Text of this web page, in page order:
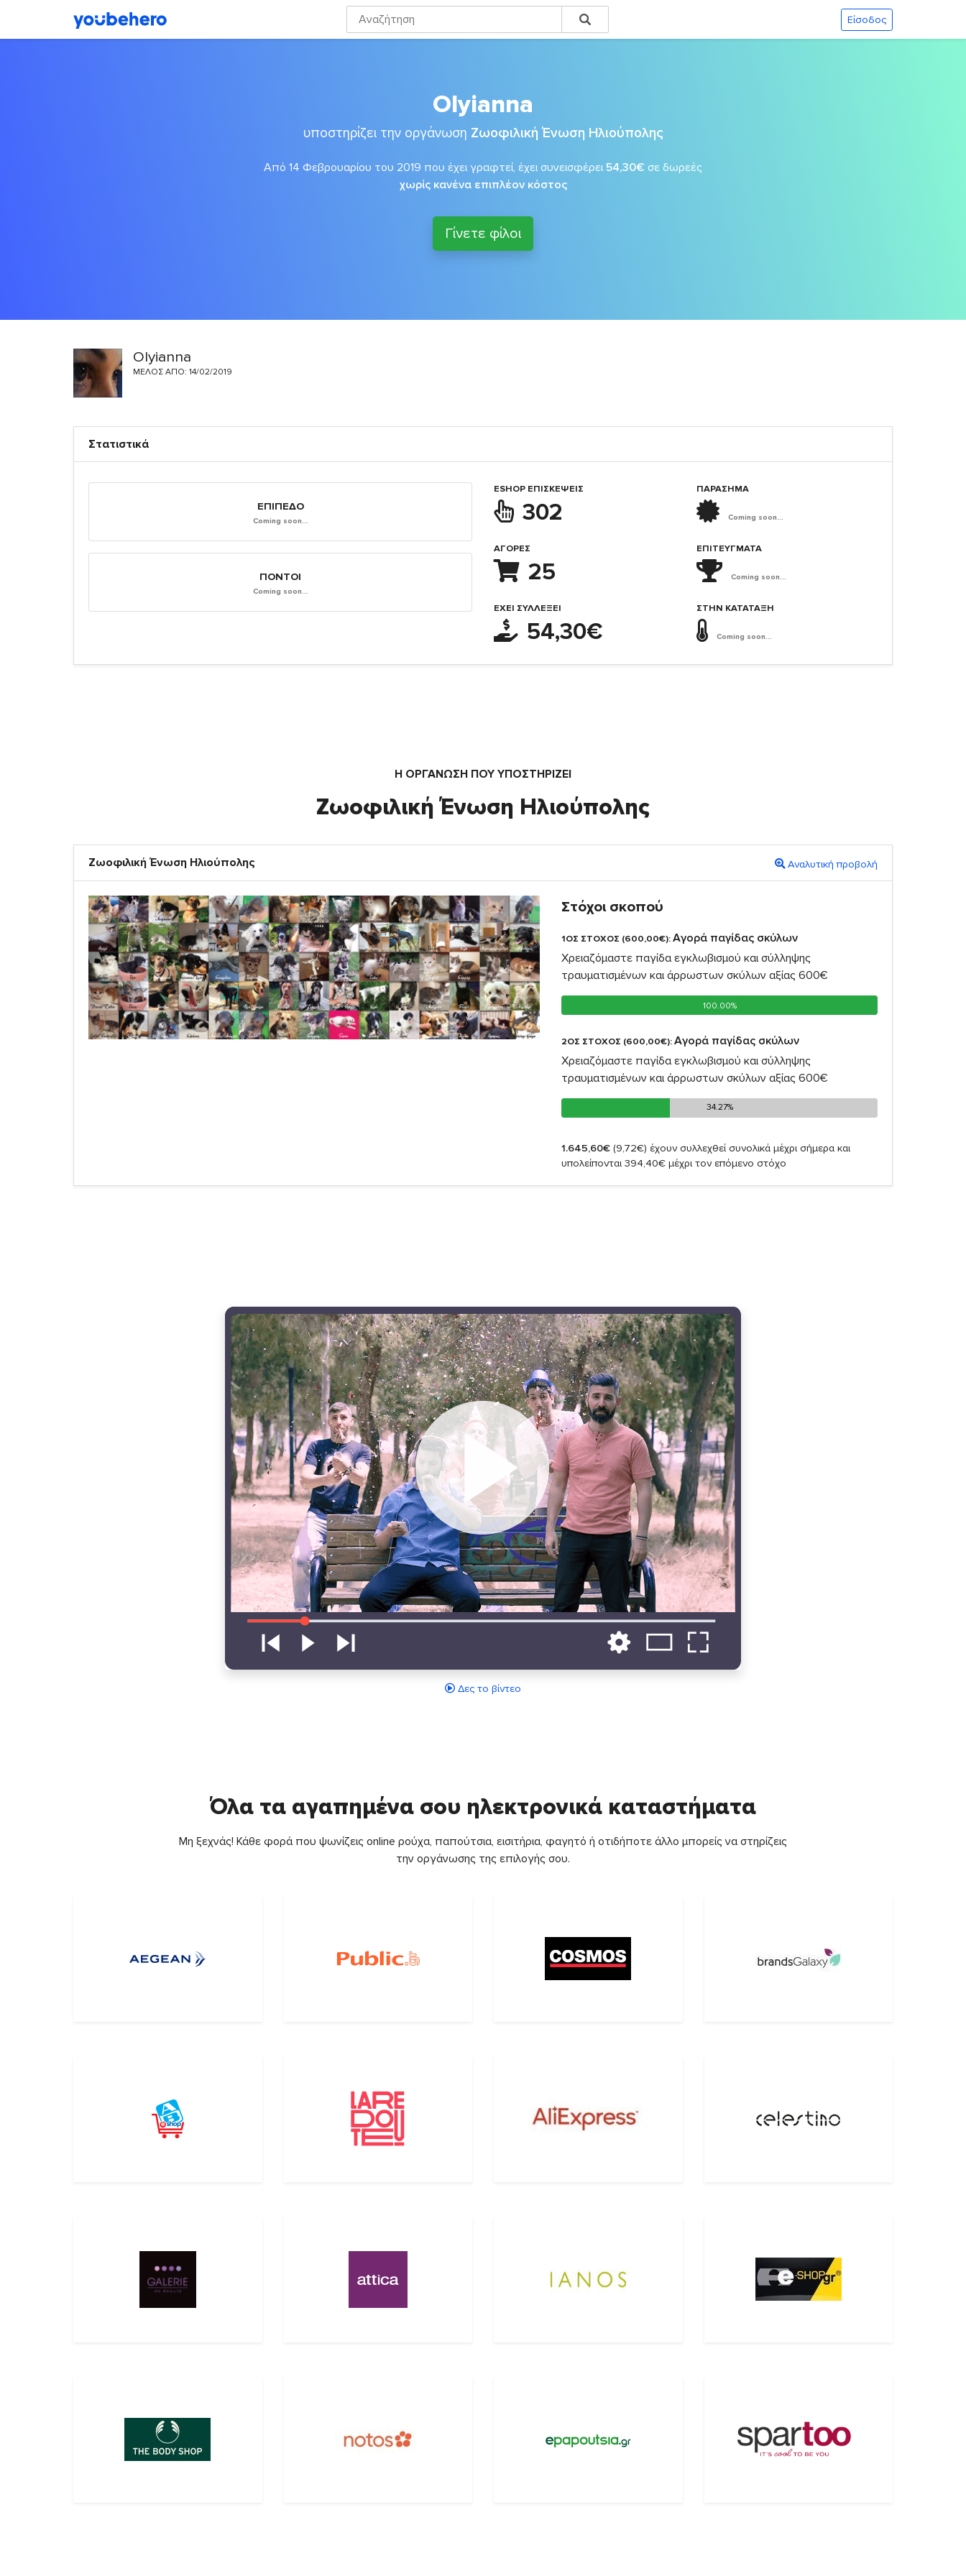
Είσοδος
Olyianna
υποστηρίζει την οργάνωση Ζωοφιλική Ένωση Ηλιούπολης
Από 14 Φεβρουαρίου του 2019 που έχει γραφτεί, έχει συνεισφέρει 54,30€ σε δωρεές
χωρίς κανένα επιπλέον κόστος
Γίνετε φίλοι
Olyianna
ΜΈΛΟΣ ΑΠΌ: 14/02/2019
Στατιστικά
ΕΠΊΠΕΔΟ
Coming soon...
ΠΌΝΤΟΙ
Coming soon...
ESHOP ΕΠΙΣΚΈΨΕΙΣ
302
ΑΓΟΡΈΣ
25
ΈΧΕΙ ΣΥΛΛΈΞΕΙ
54,30€
ΠΑΡΑΣΗΜΑ
Coming soon...
ΕΠΙΤΕΎΓΜΑΤΑ
Coming soon...
ΣΤΗΝ ΚΑΤΆΤΑΞΗ
Coming soon...
Η ΟΡΓΆΝΩΣΗ ΠΟΥ ΥΠΟΣΤΗΡΙΖΕΙ
Ζωοφιλική Ένωση Ηλιούπολης
Ζωοφιλική Ένωση Ηλιούπολης Αναλυτική προβολή
Στόχοι σκοπού
1ΟΣ ΣΤΟΧΟΣ (600,00€):Αγορά παγίδας σκύλων
Χρειαζόμαστε παγίδα εγκλωβισμού και σύλληψης
τραυματισμένων και άρρωστων σκύλων αξίας 600€
100.00%
100.00%
2ΟΣ ΣΤΟΧΟΣ (600,00€):Αγορά παγίδας σκύλων
Χρειαζόμαστε παγίδα εγκλωβισμού και σύλληψης
τραυματισμένων και άρρωστων σκύλων αξίας 600€
34.27%
34.27%
1.645,60€ (9,72€) έχουν συλλεχθεί συνολικά μέχρι σήμερα και
υπολείπονται 394,40€ μέχρι τον επόμενο στόχο
Δες το βίντεο
Όλα τα αγαπημένα σου ηλεκτρονικά καταστήματα
Μη ξεχνάς! Κάθε φορά που ψωνίζεις online ρούχα, παπούτσια, εισιτήρια, φαγητό ή οτιδήποτε άλλο μπορείς να στηρίζεις
την οργάνωσης της επιλογής σου.